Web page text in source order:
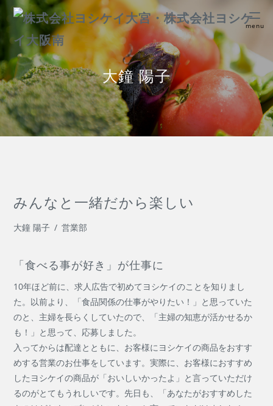
menu
大鐘 陽子
みんなと一緒だから楽しい
大鐘 陽子 営業部
「食べる事が好き」が仕事に
10年ほど前に、求人広告で初めてヨシケイのことを知りまし
た。以前より、「食品関係の仕事がやりたい！」と思っていた
のと、主婦を長らくしていたので、「主婦の知恵が活かせるか
も！」と思って、応募しました。
入ってからは配達とともに、お客様にヨシケイの商品をおすす
めする営業のお仕事をしています。実際に、お客様におすすめ
したヨシケイの商品が「おいしいかったよ」と言っていただけ
るのがとてもうれしいです。先日も、「あなたがおすすめした